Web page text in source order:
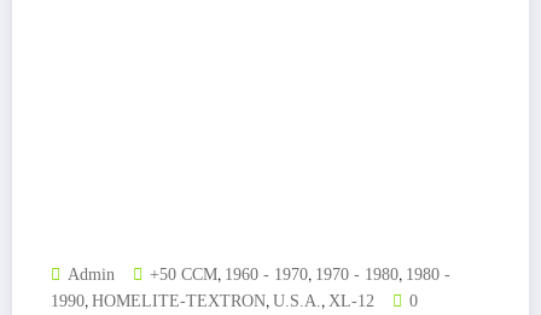
Admin +50 CCM, 1960 - 1970, 1970 - 1980, 1980 -
1990, HOMELITE-TEXTRON, U.S.A., XL-12
0